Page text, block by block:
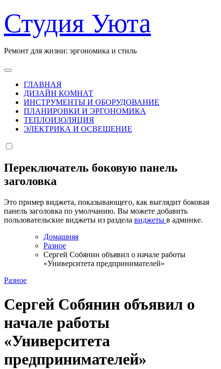
к
содержанию
Студия Уюта
Ремонт для жизни: эргономика и стиль
ГЛАВНАЯ
ДИЗАЙН КОМНАТ
ИНСТРУМЕНТЫ И ОБОРУДОВАНИЕ
ПЛАНИРОВКИ И ЭРГОНОМИКА
ТЕПЛОИЗОЛЯЦИЯ
ЭЛЕКТРИКА И ОСВЕЩЕНИЕ
Переключатель боковую панель
заголовка
Это пример виджета, показывающего, как выглядит боковая
панель заголовка по умолчанию. Вы можете добавить
пользовательские виджеты из раздела виджеты в админке.
Домашняя
Разное
Сергей Собянин объявил о начале работы
«Университета предпринимателей»
Разное
Сергей Собянин объявил о
начале работы
«Университета
предпринимателей»